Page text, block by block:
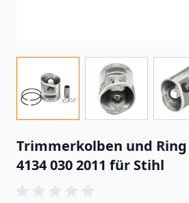
Trimmerkolben und
4134 030 2011 für Stihl